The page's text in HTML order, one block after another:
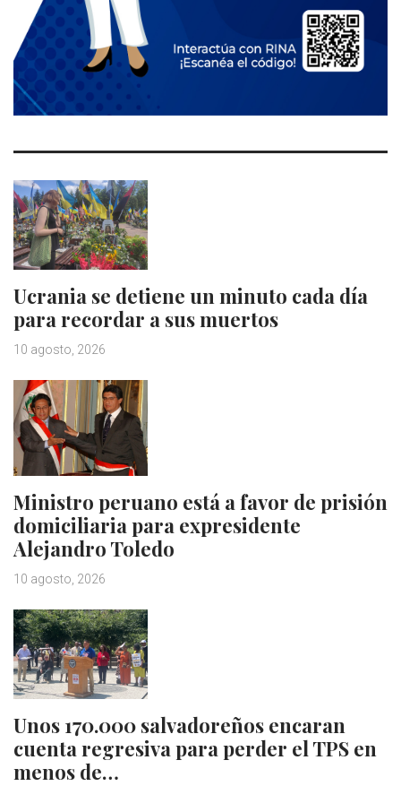
Ucrania se detiene un minuto cada día
para recordar a sus muertos
10 agosto, 2026
Ministro peruano está a favor de prisión
domiciliaria para expresidente
Alejandro Toledo
10 agosto, 2026
Unos 170.000 salvadoreños encaran
cuenta regresiva para perder el TPS en
menos de…